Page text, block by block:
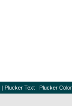
| Plucker Text | Plucker Color